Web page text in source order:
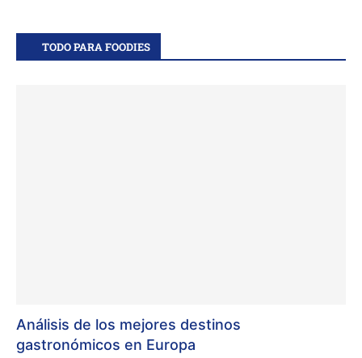
TODO PARA FOODIES
Análisis de los mejores destinos
gastronómicos en Europa